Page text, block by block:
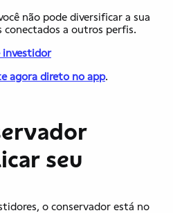
não pode diversificar a sua
a outros perfis.
investidor
agora direto no app.
seu
o conservador está no